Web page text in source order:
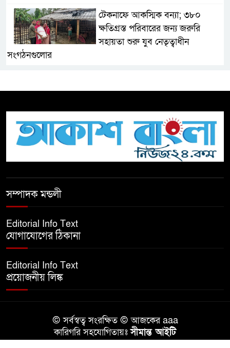
টেকনাফে আকস্মিক বন্যা; ৩৮০
ক্ষতিগ্রস্ত পরিবারের জন্য জরুরি
সহায়তা শুরু যুব নেতৃত্বাধীন
সংগঠনগুলোর
টিকটকে অশালীন কনটেন্ট ও অনলাইন
হয়রানির অভিযোগে ব্রাহ্মণবাড়িয়ায়
বেতাগীতে ঈদুল আজহা উপলক্ষে
বিনামূল্যে বীজ ও রাসায়নিক সার
বিতরণ কর্মসূচির উদ্বোধন
সম্পাদক মন্ডলী
Editorial Info Text
যোগাযোগের ঠিকানা
Editorial Info Text
প্রয়োজনীয় লিঙ্ক
© সর্বস্বত্ব সংরক্ষিত © আজকের aaa
কারিগরি সহযোগিতায়ঃসীমান্ত আইটি